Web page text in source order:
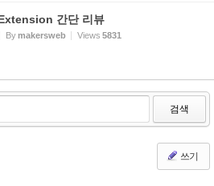
간단 리뷰
Bymakersweb Views 5831
검색
쓰기